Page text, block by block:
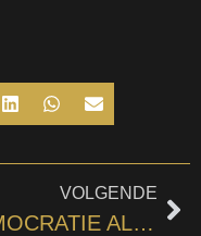
VOLGENDE
DEMOCRATIE ALS DECORSTUK